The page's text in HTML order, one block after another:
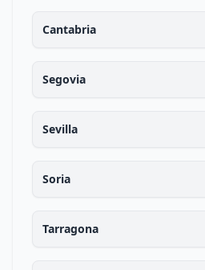
Cantabria
Segovia
Sevilla
Soria
Tarragona